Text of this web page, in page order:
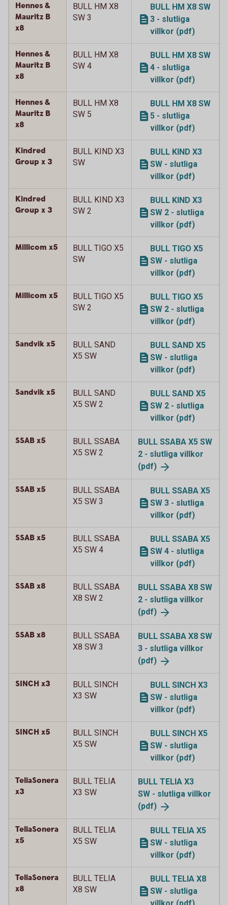
Hennes &
Mauritz B
x8
BULL HM X8
SW 3
BULL HM X8 SW
3 - slutliga
villkor (pdf)
Hennes &
Mauritz B
x8
BULL HM X8
SW 4
BULL HM X8 SW
4 - slutliga
villkor (pdf)
Hennes &
Mauritz B
x8
BULL HM X8
SW 5
BULL HM X8 SW
5 - slutliga
villkor (pdf)
Kindred
Group x 3
BULL KIND X3
SW
BULL KIND X3
SW - slutliga
villkor (pdf)
Kindred
Group x 3
BULL KIND X3
SW 2
BULL KIND X3
SW 2 - slutliga
villkor (pdf)
Millicom x5
BULL TIGO X5
SW
BULL TIGO X5
SW - slutliga
villkor (pdf)
Millicom x5
BULL TIGO X5
SW 2
BULL TIGO X5
SW 2 - slutliga
villkor (pdf)
Sandvik x5
BULL SAND
X5 SW
BULL SAND X5
SW - slutliga
villkor (pdf)
Sandvik x5
BULL SAND
X5 SW 2
BULL SAND X5
SW 2 - slutliga
villkor (pdf)
SSAB x5
BULL SSABA
X5 SW 2
BULL SSABA X5 SW
2 - slutliga villkor
(pdf)
SSAB x5
BULL SSABA
X5 SW 3
BULL SSABA X5
SW 3 - slutliga
villkor (pdf)
SSAB x5
BULL SSABA
X5 SW 4
BULL SSABA X5
SW 4 - slutliga
villkor (pdf)
SSAB x8
BULL SSABA
X8 SW 2
BULL SSABA X8 SW
2 - slutliga villkor
(pdf)
SSAB x8
BULL SSABA
X8 SW 3
BULL SSABA X8 SW
3 - slutliga villkor
(pdf)
SINCH x3
BULL SINCH
X3 SW
BULL SINCH X3
SW - slutliga
villkor (pdf)
SINCH x5
BULL SINCH
X5 SW
BULL SINCH X5
SW - slutliga
villkor (pdf)
TeliaSonera
x3
BULL TELIA
X3 SW
BULL TELIA X3
SW - slutliga villkor
(pdf)
TeliaSonera
x5
BULL TELIA
X5 SW
BULL TELIA X5
SW - slutliga
villkor (pdf)
TeliaSonera
x8
BULL TELIA
X8 SW
BULL TELIA X8
SW - slutliga